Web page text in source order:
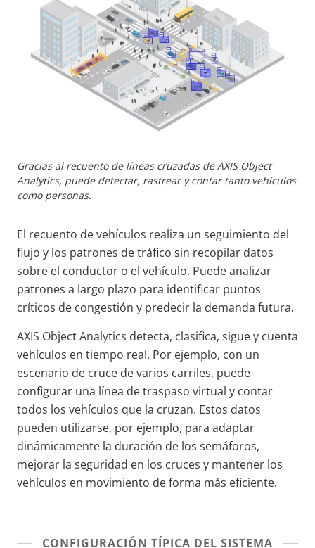
Gracias al recuento de líneas cruzadas de AXIS Object
Analytics, puede detectar, rastrear y contar tanto vehículos
como personas.
El recuento de vehículos realiza un seguimiento del
flujo y los patrones de tráfico sin recopilar datos
sobre el conductor o el vehículo. Puede analizar
patrones a largo plazo para identificar puntos
críticos de congestión y predecir la demanda futura.
AXIS Object Analytics detecta, clasifica, sigue y cuenta
vehículos en tiempo real. Por ejemplo, con un
escenario de cruce de varios carriles, puede
configurar una línea de traspaso virtual y contar
todos los vehículos que la cruzan. Estos datos
pueden utilizarse, por ejemplo, para adaptar
dinámicamente la duración de los semáforos,
mejorar la seguridad en los cruces y mantener los
vehículos en movimiento de forma más eficiente.
CONFIGURACIÓN TÍPICA DEL SISTEMA